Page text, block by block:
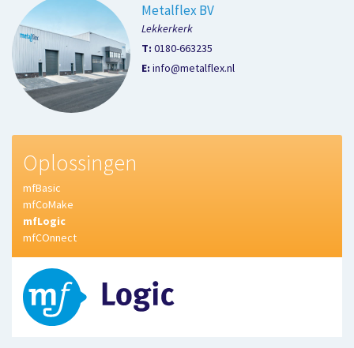
Metalflex BV
Lekkerkerk
T: 0180-663235
E: info@metalflex.nl
Oplossingen
mfBasic
mfCoMake
mfLogic
mfCOnnect